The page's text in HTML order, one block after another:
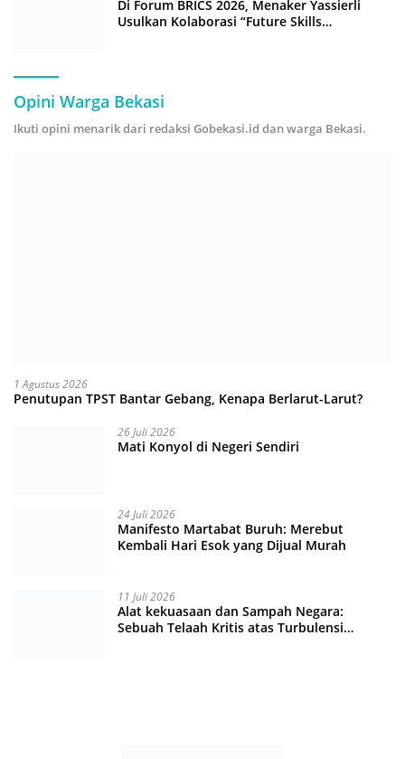
Di Forum BRICS 2026, Menaker Yassierli
Usulkan Kolaborasi “Future Skills
Opini Warga Bekasi
Ikuti opini menarik dari redaksi Gobekasi.id dan warga Bekasi.
1 Agustus 2026
Penutupan TPST Bantar Gebang, Kenapa Berlarut-Larut?
26 Juli 2026
Mati Konyol di Negeri Sendiri
24 Juli 2026
Manifesto Martabat Buruh: Merebut
Kembali Hari Esok yang Dijual Murah
11 Juli 2026
Alat kekuasaan dan Sampah Negara:
Sebuah Telaah Kritis atas Turbulensi